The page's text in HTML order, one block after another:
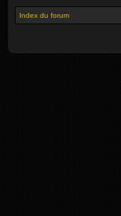
Index du forum